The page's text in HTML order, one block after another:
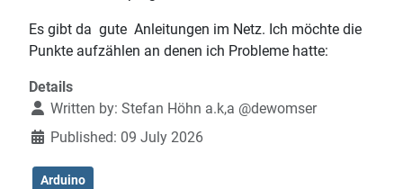
Es gibt da gute Anleitungen im Netz. Ich möchte die
Punkte aufzählen an denen ich Probleme hatte:
Details
Written by: Stefan Höhn a.k,a @dewomser
Published: 09 July 2026
Arduino